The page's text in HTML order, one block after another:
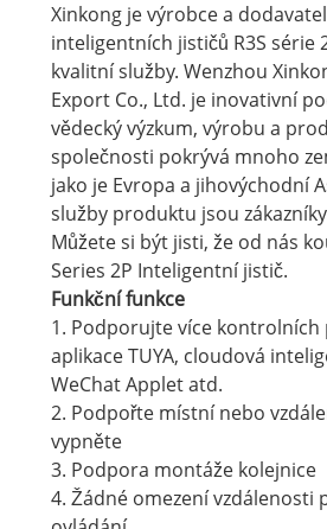
Xinkong je výrobce a
inteligentních jističů R3S série
kvalitní služby. Wenzhou
Export Co., Ltd. je inovativní
vědecký výzkum, výrobu a
společnosti pokrývá mnoho
jako je Evropa a jihovýchodní
služby produktu jsou
Můžete si být jisti, že od nás
Series 2P Inteligentní jistič.
Funkční funkce
1. Podporujte více kontrolních
aplikace TUYA, cloudová
WeChat Applet atd.
2. Podpořte místní nebo
vypněte
3. Podpora montáže kolejnice
4. Žádné omezení vzdálenosti